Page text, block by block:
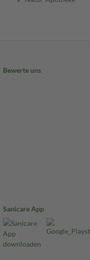
Bewerte uns
Sanicare App